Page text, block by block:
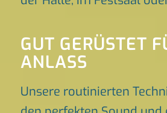
GUT GERÜSTET
ANLASS
Unsere routinierten